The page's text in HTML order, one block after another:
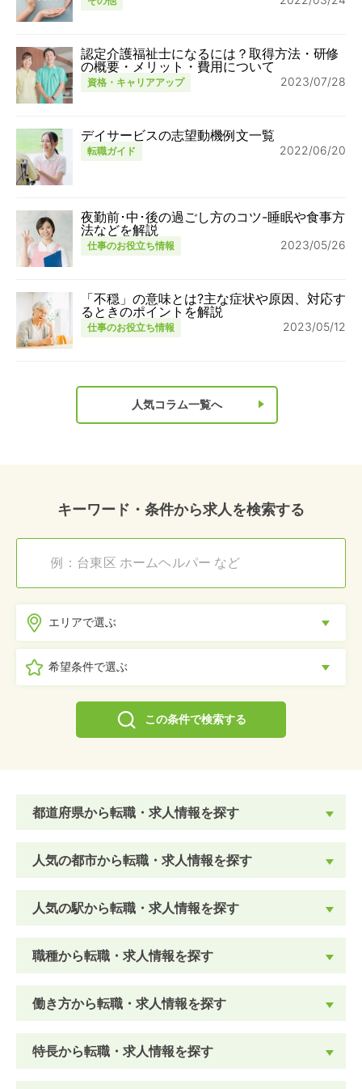
認定介護福祉士になるには？取得方法・研修
の概要・メリット・費用について
資格・キャリアアップ 2023/07/28
デイサービスの志望動機例文一覧
転職ガイド 2022/06/20
夜勤前･中･後の過ごし方のコツ-睡眠や食事方
法などを解説
仕事のお役立ち情報 2023/05/26
「不穏」の意味とは?主な症状や原因、対応す
るときのポイントを解説
仕事のお役立ち情報 2023/05/12
人気コラム一覧へ
キーワード・条件から求人を検索する
エリアで選ぶ
希望条件で選ぶ
この条件で検索する
都道府県から転職・求人情報を探す
人気の都市から転職・求人情報を探す
人気の駅から転職・求人情報を探す
職種から転職・求人情報を探す
働き方から転職・求人情報を探す
特長から転職・求人情報を探す